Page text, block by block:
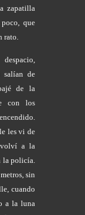
zapatilla
que
rato.
salían de
de la
con los
les vi de
a la
la policía.
sin
cuando
a la luna